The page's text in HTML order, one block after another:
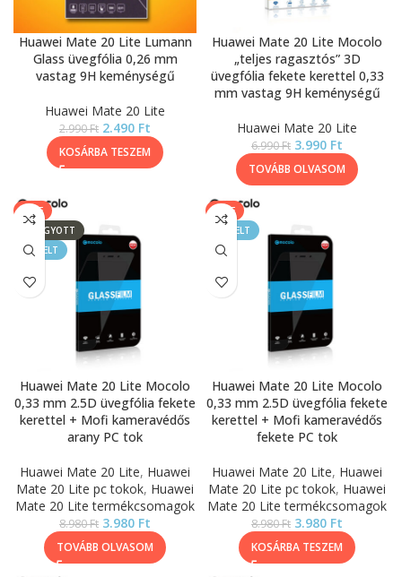
Huawei Mate 20 Lite Lumann
Glass üvegfólia 0,26 mm
vastag 9H keménységű
Huawei Mate 20 Lite
2.990Ft 2.490 Ft
KOSÁRBA TESZEM
Huawei Mate 20 Lite Mocolo
„teljes ragasztós” 3D
üvegfólia fekete kerettel 0,33
mm vastag 9H keménységű
Huawei Mate 20 Lite
6.990Ft 3.990 Ft
TOVÁBB OLVASOM
SALE
ELFOGYOTT
KIEMELT
Huawei Mate 20 Lite Mocolo
0,33 mm 2.5D üvegfólia fekete
kerettel + Mofi kameravédős
arany PC tok
Huawei Mate 20 Lite, Huawei
Mate 20 Lite pc tokok, Huawei
Mate 20 Lite termékcsomagok
8.980Ft 3.980 Ft
TOVÁBB OLVASOM
SALE
KIEMELT
Huawei Mate 20 Lite Mocolo
0,33 mm 2.5D üvegfólia fekete
kerettel + Mofi kameravédős
fekete PC tok
Huawei Mate 20 Lite, Huawei
Mate 20 Lite pc tokok, Huawei
Mate 20 Lite termékcsomagok
8.980Ft 3.980 Ft
KOSÁRBA TESZEM